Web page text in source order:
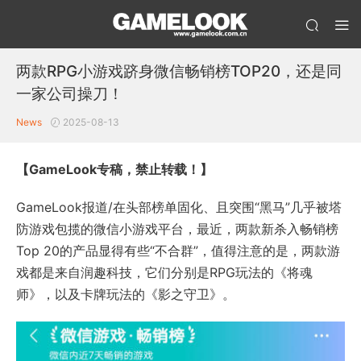
两款RPG小游戏跻身微信畅销榜TOP20，还是同
一家公司操刀！
News 2025-08-13
【GameLook专稿，禁止转载！】
GameLook报道/在头部榜单固化、且突围“黑马”几乎被塔
防游戏包揽的微信小游戏平台，最近，两款新杀入畅销榜
Top 20的产品显得有些“不合群”，值得注意的是，两款游
戏都是来自润趣科技，它们分别是RPG玩法的《将魂
师》，以及卡牌玩法的《影之守卫》。